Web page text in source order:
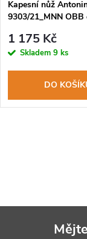
Kapesní nůž
9303/21_MNN OBB
topol černá
1 175 Kč
Skladem 9 ks
DO